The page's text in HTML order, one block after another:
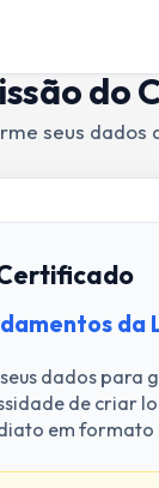
do
seus
da
dados para
de criar
em formato